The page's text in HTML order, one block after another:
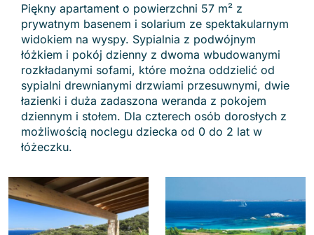
Piękny apartament o powierzchni 57 m² z
prywatnym basenem i solarium ze spektakularnym
widokiem na wyspy. Sypialnia z podwójnym
łóżkiem i pokój dzienny z dwoma wbudowanymi
rozkładanymi sofami, które można oddzielić od
sypialni drewnianymi drzwiami przesuwnymi, dwie
łazienki i duża zadaszona weranda z pokojem
dziennym i stołem. Dla czterech osób dorosłych z
możliwością noclegu dziecka od 0 do 2 lat w
łóżeczku.